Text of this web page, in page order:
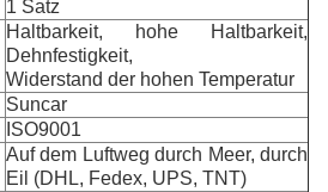
1 Satz
Haltbarkeit, hohe Haltbarkeit,
Dehnfestigkeit,
Widerstand der hohen Temperatur
Suncar
ISO9001
Auf dem Luftweg durch Meer, durch
Eil (DHL, Fedex, UPS, TNT)